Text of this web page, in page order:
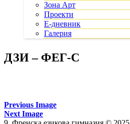
Зона Арт
Проекти
Е-дневник
Галерия
ДЗИ – ФЕГ-C
Previous Image
Next Image